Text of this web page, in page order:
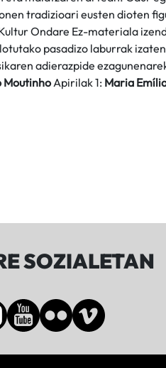
tradizioari eusten dioten
Ondare Ez-materiala
pasadizo laburrak
adierazpide
MoutinhoApirilak 1: Maria
SOZIALETAN